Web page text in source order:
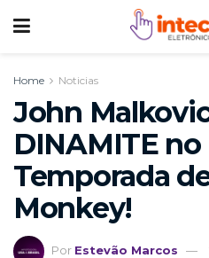
Home Noticias
John
DINAMITE no
Temporada
Monkey!
Por Estevão Marcos